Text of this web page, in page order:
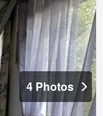
4 Photos